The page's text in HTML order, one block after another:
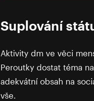
Suplování
Aktivity dm ve věci
Peroutky dostat téma
adekvátní obsah na
vše.